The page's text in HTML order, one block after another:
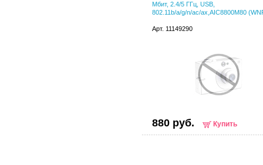
Мбит, 2.4/5 ГГц, USB,
802.11b/a/g/n/ac/ax,AIC8800M80
Арт. 11149290
880 руб. Купить